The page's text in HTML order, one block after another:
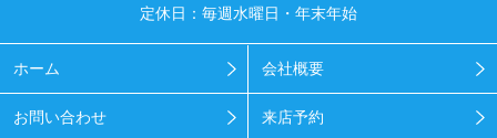
定休日：毎週水曜日・年末年始
ホーム 会社概要
お問い合わせ 来店予約